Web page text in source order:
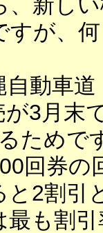
すが、
動車道
3月末
ためで
回券の
と2割引
も割